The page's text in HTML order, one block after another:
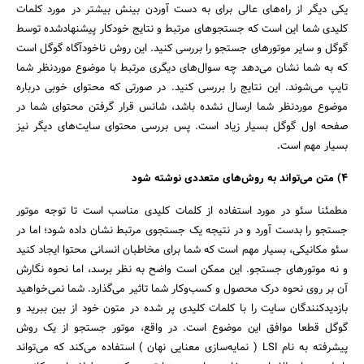
یکی دیگر از راه‌های عالی برای به دست آوردن بینش بیشتر در مورد کلمات
کلیدی شما این است که جستجوهای مرتبط و نتایج خودکار پیشنهادشده توسط
گوگل و سایر موتورهای جستجو را بررسی کنید. این روش ناخودآگاه گوگل است
که به شما نشان می‌دهد چه سوال‌های دیگری مرتبط با موضوع موردنظر شما
تایپ می‌شوند. این نتایج را بررسی کنید. در صورتی که محتوای خوبی درباره
موضوع موردنظر شما ارسال نشده باشد، شانس قرار گرفتن محتوای شما در
صفحه اول گوگل بسیار زیاد است. پس بررسی محتوای سایت‌های دیگر نیز
بسیار مهم است.
۴) متن می‌تواند به روش‌های متعددی نوشته شود
مطمئنا سئو در مورد استفاده از کلمات کلیدی مناسب است تا توجه موتور
جستجو را بدست آورد و در نتیجه یک جستجوی مرتبط نشان داده شود؛ اما در
سئو مکانیکی، بسیار مهم است که شما برای مخاطبان انسانی محتوا ایجاد کنید
و نه موتورهای جستجو. این ممکن است واضح به نظر برسد، اما نحوه نگارش
آن بر روی نحوه درک محصول و کسب‌وکار شما تاثیر می‌گذارد. شما نمی‌خواهید
بازدیدکنندگان سایت را با کلمات کلیدی پر شده در متون خود از بین ببرید و
گوگل قطعا موافق این موضوع است. در واقع، موتور جستجو از یک روش
پیشرفته به نام LSI ( نمایه‌سازی معنایی نهان ) استفاده می‌کند که می‌تواند